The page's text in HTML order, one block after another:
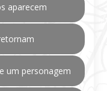
aparecem
um personagem